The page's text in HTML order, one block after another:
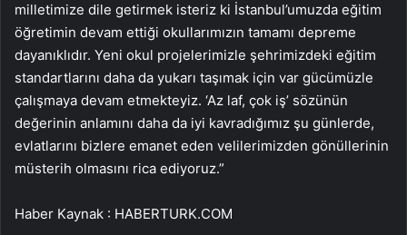
milletimize dile getirmek isteriz ki İstanbul’umuzda eğitim
öğretimin devam ettiği okullarımızın tamamı depreme
dayanıklıdır. Yeni okul projelerimizle şehrimizdeki eğitim
standartlarını daha da yukarı taşımak için var gücümüzle
çalışmaya devam etmekteyiz. ‘Az laf, çok iş’ sözünün
değerinin anlamını daha da iyi kavradığımız şu günlerde,
evlatlarını bizlere emanet eden velilerimizden gönüllerinin
müsterih olmasını rica ediyoruz.”
Haber Kaynak : HABERTURK.COM